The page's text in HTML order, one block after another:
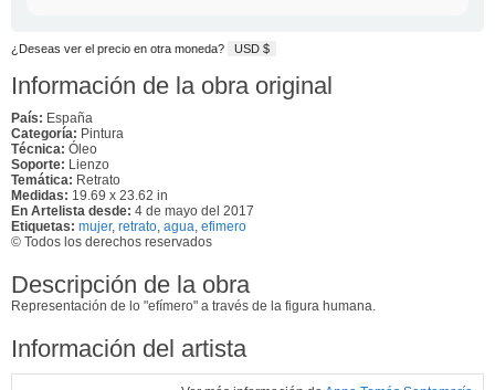
¿Deseas ver el precio en otra moneda? USD $
Información de la obra original
País: España
Categoría: Pintura
Técnica: Óleo
Soporte: Lienzo
Temática: Retrato
Medidas: 19.69 x 23.62 in
En Artelista desde: 4 de mayo del 2017
Etiquetas: mujer, retrato, agua, efimero
© Todos los derechos reservados
Descripción de la obra
Representación de lo "efímero" a través de la figura humana.
Información del artista